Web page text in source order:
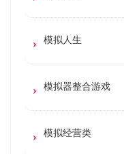
模拟人生
模拟器整合游戏
模拟经营类